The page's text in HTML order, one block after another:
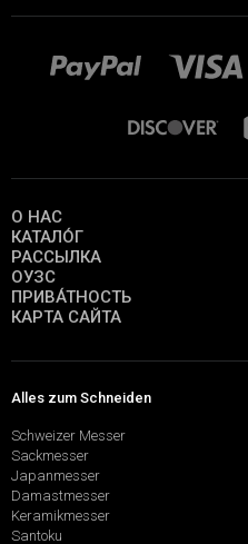
О НАС
КАТАЛО́Г
РАССЫЛКА
ОУЗС
ПРИВА́ТНОСТЬ
КАРТА САЙТА
Alles zum Schneiden
Schweizer Messer
Sackmesser
Japanmesser
Damastmesser
Keramikmesser
Santoku